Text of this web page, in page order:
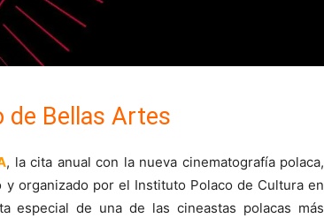
de Bellas Artes
, la cita anual con la nueva cinematografía polaca,
organizado por el Instituto Polaco de Cultura en
especial de una de las cineastas polacas más